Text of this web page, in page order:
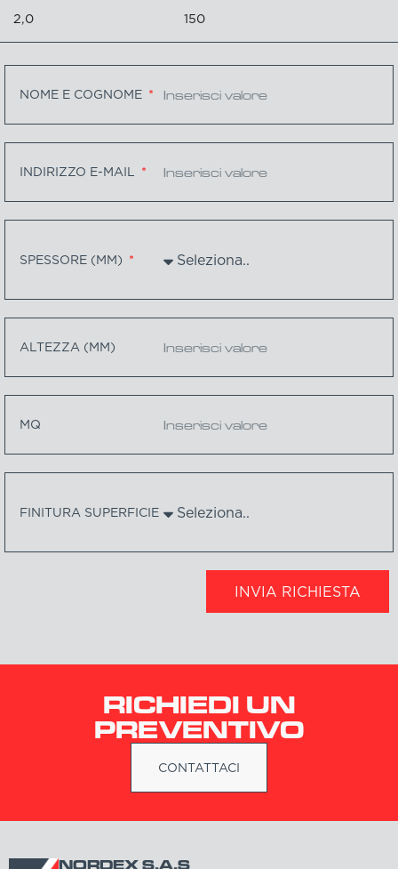
2,0 150
NOME E COGNOME
INDIRIZZO E-MAIL
SPESSORE (MM)
ALTEZZA (MM)
MQ
FINITURA SUPERFICIE
INVIA RICHIESTA
RICHIEDI UN
PREVENTIVO
CONTATTACI
NORDEX S.A.S